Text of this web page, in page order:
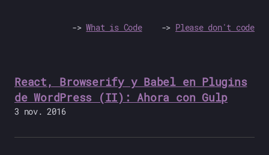
What is Code Please don't code
React, Browserify y Babel en Plugins
de WordPress (II): Ahora con Gulp
3 nov. 2016